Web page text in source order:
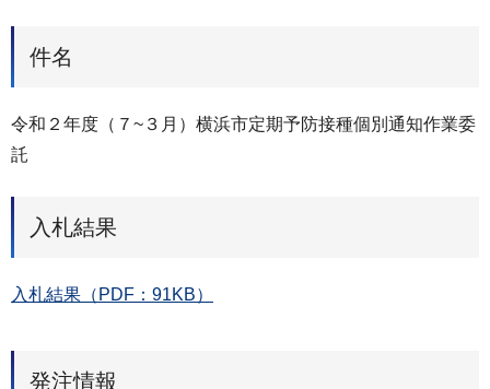
件名
令和２年度（７~３月）横浜市定期予防接種個別通知作業委
託
入札結果
入札結果（PDF：91KB）
発注情報